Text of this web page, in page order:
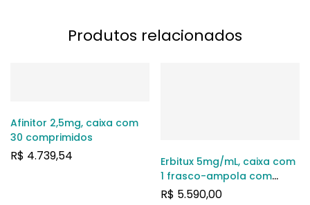
Produtos relacionados
Afinitor 2,5mg, caixa com
30 comprimidos
R$ 4.739,54
Erbitux 5mg/mL, caixa com
1 frasco-ampola com
100mL de solução de uso
R$ 5.590,00